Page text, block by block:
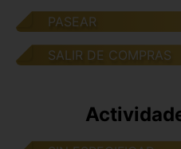
PASEAR
SALIR DE COMPRAS